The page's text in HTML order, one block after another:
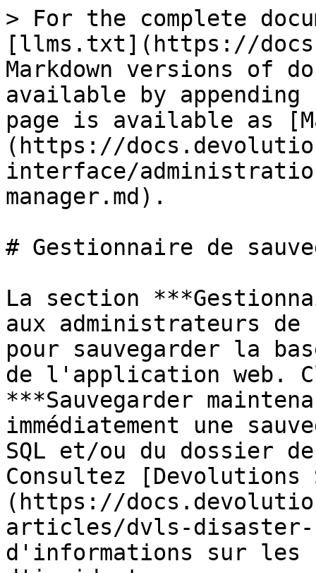
> For the complete
[llms.txt](https://
Markdown versions of
available by
page is available as
(https://
interface/
manager.md).
# Gestionnaire de
La section
aux administrateurs
pour sauvegarder la
de l'application web.
***Sauvegarder
immédiatement une
SQL et/ou du dossier
Consultez
(https://
articles/dvls-disaster-
d'informations sur les